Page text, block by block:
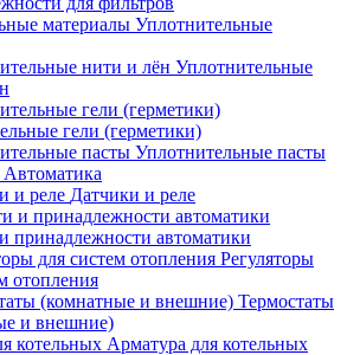
Уплотнительные
Уплотнительные
гели (герметики)
Уплотнительные пасты
Автоматика
Датчики и реле
принадлежности автоматики
Регуляторы
отопления
Термостаты
и внешние)
Арматура для котельных